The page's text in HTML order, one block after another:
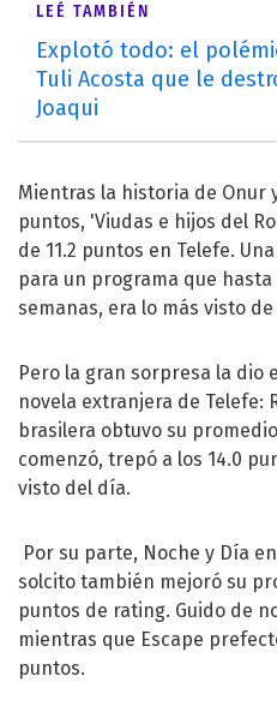
LEÉ TAMBIÉN
Explotó todo: el
Tuli Acosta que le
Joaqui
Mientras la historia de Onur
puntos, 'Viudas e hijos del
de 11.2 puntos en Telefe.
para un programa que
semanas, era lo más visto
Pero la gran sorpresa la dio
novela extranjera de Telefe:
brasilera obtuvo su
comenzó, trepó a los 14.0
visto del día.
Por su parte, Noche y Día
solcito también mejoró su
puntos de rating. Guido de
mientras que Escape
puntos.